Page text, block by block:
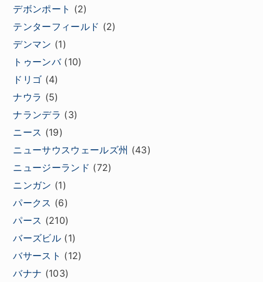
デボンポート (2)
テンターフィールド (2)
デンマン (1)
トゥーンバ(10)
ドリゴ (4)
ナウラ (5)
ナランデラ (3)
ニース (19)
ニューサウスウェールズ州 (43)
ニュージーランド (72)
ニンガン (1)
パークス (6)
パース (210)
バーズビル (1)
バサースト (12)
バナナ (103)